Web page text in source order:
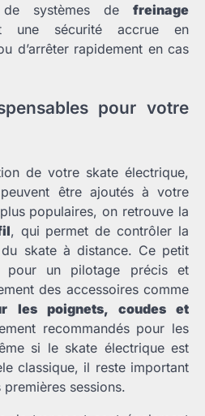
de systèmes de freinage
une sécurité accrue en
d’arrêter rapidement en cas
pour votre
de votre skate électrique,
être ajoutés à votre
populaires, on retrouve la
, qui permet de contrôler la
skate à distance. Ce petit
pour un pilotage précis et
des accessoires comme
les poignets, coudes et
recommandés pour les
si le skate électrique est
classique, il reste important
sessions.